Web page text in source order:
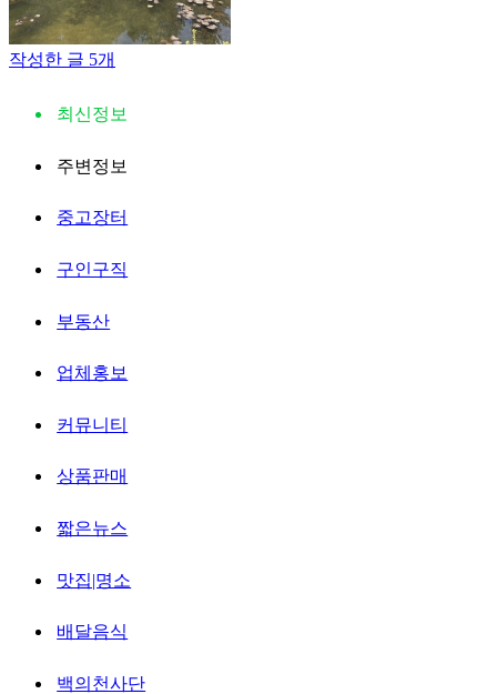
작성한 글 5개
최신정보
주변정보
중고장터
구인구직
부동산
업체홍보
커뮤니티
상품판매
짧은뉴스
맛집|명소
배달음식
백의천사단